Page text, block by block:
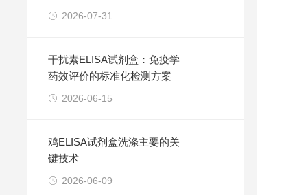
2026-07-31
干扰素ELISA试剂盒：免疫学
药效评价的标准化检测方案
2026-06-15
鸡ELISA试剂盒洗涤主要的关
键技术
2026-06-09